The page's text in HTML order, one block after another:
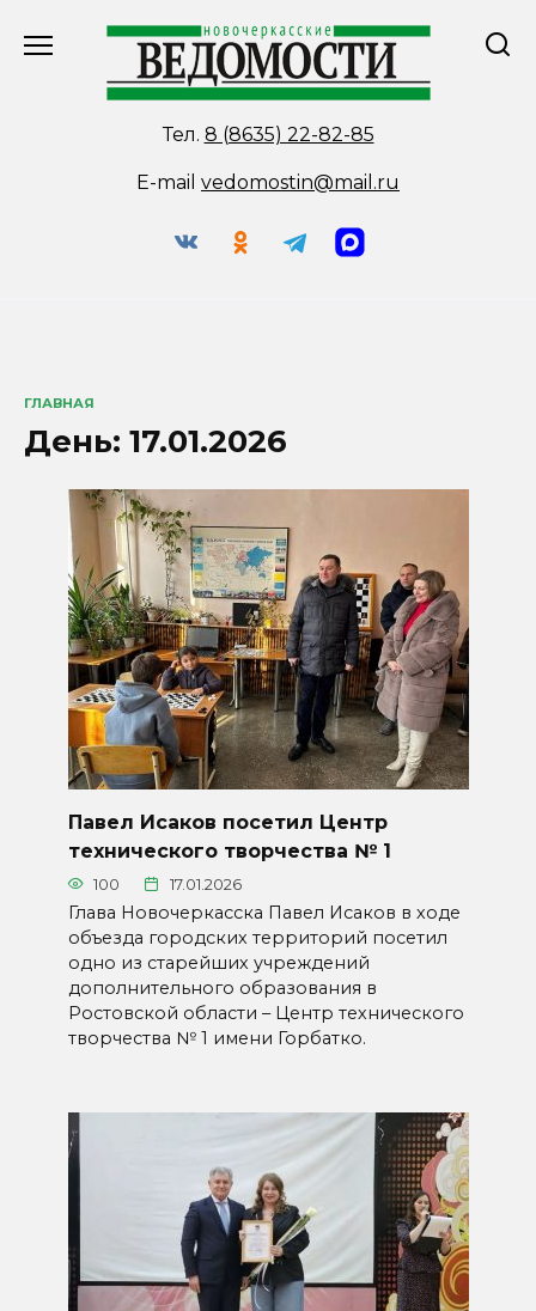
Тел. 8 (8635) 22-82-85
E-mail vedomostin@mail.ru
ГЛАВНАЯ
День: 17.01.2026
Павел Исаков посетил Центр
технического творчества № 1
100 17.01.2026
Глава Новочеркасска Павел Исаков в ходе
объезда городских территорий посетил
одно из старейших учреждений
дополнительного образования в
Ростовской области – Центр технического
творчества № 1 имени Горбатко.